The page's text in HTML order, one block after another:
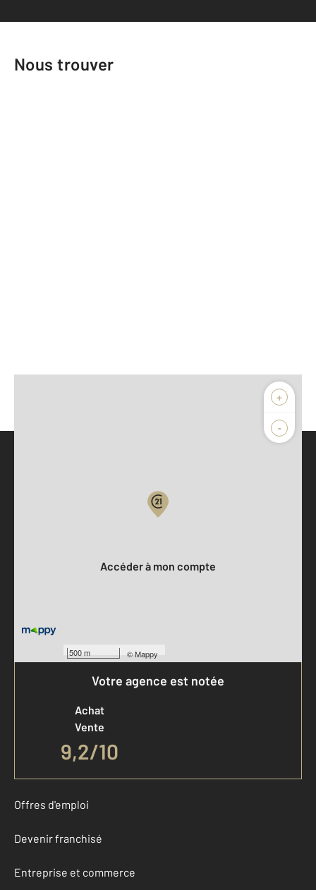
Nous trouver
+
-
500 m ©Mappy
Accéder à mon compte
Votre agence est notée
Achat
Vente
9,2/10
Offres d'emploi
Devenir franchisé
Entreprise et commerce